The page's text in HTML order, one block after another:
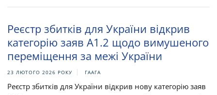
Реєстр збитків для України відкрив
категорію заяв A1.2 щодо вимушеного
переміщення за межі України
23 ЛЮТОГО 2026 РОКУ ГААГА
Реєстр збитків для України відкрив нову категорію заяв